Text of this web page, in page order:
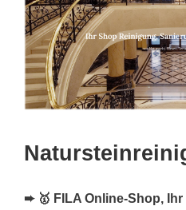
➨ 🥇 FILA Online-Shop,